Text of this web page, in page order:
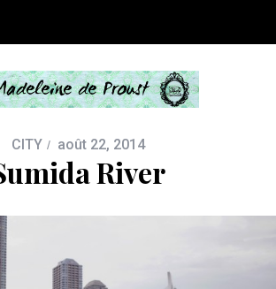
CITY août 22, 2014
River